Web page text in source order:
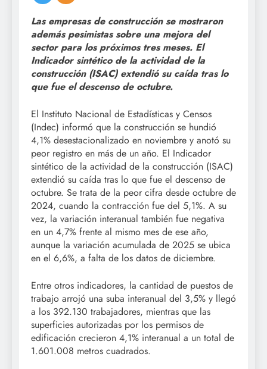
Las empresas de construcción se mostraron
además pesimistas sobre una mejora del
sector para los próximos tres meses. El
Indicador sintético de la actividad de la
construcción (ISAC) extendió su caída tras lo
que fue el descenso de octubre.
El Instituto Nacional de Estadísticas y Censos
(Indec) informó que la construcción se hundió
4,1% desestacionalizado en noviembre y anotó su
peor registro en más de un año. El Indicador
sintético de la actividad de la construcción (ISAC)
extendió su caída tras lo que fue el descenso de
octubre. Se trata de la peor cifra desde octubre de
2024, cuando la contracción fue del 5,1%. A su
vez, la variación interanual también fue negativa
en un 4,7% frente al mismo mes de ese año,
aunque la variación acumulada de 2025 se ubica
en el 6,6%, a falta de los datos de diciembre.
Entre otros indicadores, la cantidad de puestos de
trabajo arrojó una suba interanual del 3,5% y llegó
a los 392.130 trabajadores, mientras que las
superficies autorizadas por los permisos de
edificación crecieron 4,1% interanual a un total de
1.601.008 metros cuadrados.